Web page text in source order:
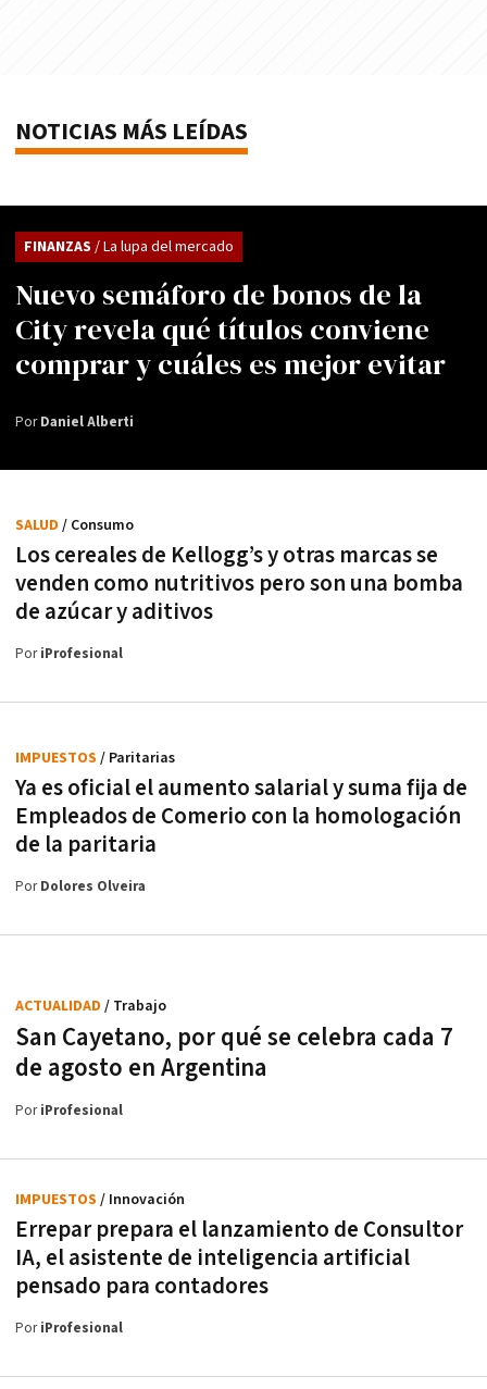
NOTICIAS MÁS LEÍDAS
Nuevo semáforo de bonos de la
City revela qué títulos conviene
comprar y cuáles es mejor evitar
FINANZAS / La lupa del mercado
PorDaniel Alberti
Los cereales de Kellogg’s y otras marcas se
venden como nutritivos pero son una bomba
de azúcar y aditivos
SALUD / Consumo
PoriProfesional
Ya es oficial el aumento salarial y suma fija de
Empleados de Comerio con la homologación
de la paritaria
IMPUESTOS / Paritarias
PorDolores Olveira
San Cayetano, por qué se celebra cada 7
de agosto en Argentina
ACTUALIDAD / Trabajo
PoriProfesional
Errepar prepara el lanzamiento de Consultor
IA, el asistente de inteligencia artificial
pensado para contadores
IMPUESTOS / Innovación
PoriProfesional